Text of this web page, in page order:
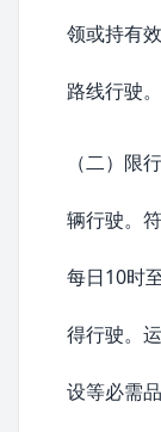
领或持有
路线行驶。
（二）限
辆行驶。
每日10时
得行驶。
设等必需